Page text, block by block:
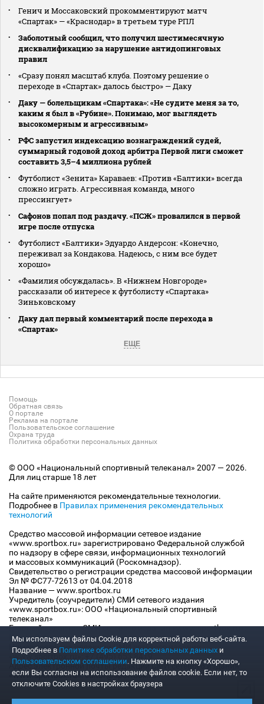
Генич и Моссаковский прокомментируют матч
«Спартак» — «Краснодар» в третьем туре РПЛ
Заболотный сообщил, что получил шестимесячную
дисквалификацию за нарушение антидопинговых
правил
«Сразу понял масштаб клуба. Поэтому решение о
переходе в «Спартак» далось быстро» — Даку
Даку — болельщикам «Спартака»: «Не судите меня за то,
каким я был в «Рубине». Понимаю, мог выглядеть
высокомерным и агрессивным»
РФС запустил индексацию вознаграждений судей,
суммарный годовой доход арбитра Первой лиги сможет
составить 3,5–4 миллиона рублей
Футболист «Зенита» Караваев: «Против «Балтики» всегда
сложно играть. Агрессивная команда, много
прессингует»
Сафонов попал под раздачу. «ПСЖ» провалился в первой
игре после отпуска
Футболист «Балтики» Эдуардо Андерсон: «Конечно,
переживал за Кондакова. Надеюсь, с ним все будет
хорошо»
«Фамилия обсуждалась». В «Нижнем Новгороде»
рассказали об интересе к футболисту «Спартака»
Зиньковскому
Даку дал первый комментарий после перехода в
«Спартак»
ЕЩЕ
Помощь
Обратная связь
О портале
Реклама на портале
Пользовательское соглашение
Охрана труда
Политика обработки персональных данных
© ООО «Национальный спортивный телеканал» 2007 — 2026.
Для лиц старше 18 лет
На сайте применяются рекомендательные технологии.
Подробнее в Правилах применения рекомендательных
технологий
Средство массовой информации сетевое издание
«www.sportbox.ru» зарегистрировано Федеральной службой
по надзору в сфере связи, информационных технологий
и массовых коммуникаций (Роскомнадзор).
Свидетельство о регистрации средства массовой информации
Эл № ФС77-72613 от 04.04.2018
Название — www.sportbox.ru
Учредитель (соучредители) СМИ сетевого издания
«www.sportbox.ru»: ООО «Национальный спортивный
телеканал»
Главный редактор СМИ сетевого издания «www.sportbox.ru»:
Конов В.А.
Номер телефона редакции СМИ сетевого издания
«www.sportbox.ru»: +7 (495) 653 8419
Адрес электронной почты редакции СМИ сетевого издания
«www.sportbox.ru»: editor@sportbox.ru
Мы используем файлы Сookie для корректной работы веб-сайта.
Подробнее в Политике обработки персональных данных и
Пользовательском соглашении. Нажмите на кнопку «Хорошо»,
если Вы согласны на использование файлов cookie. Если нет, то
отключите Cookies в настройках браузера